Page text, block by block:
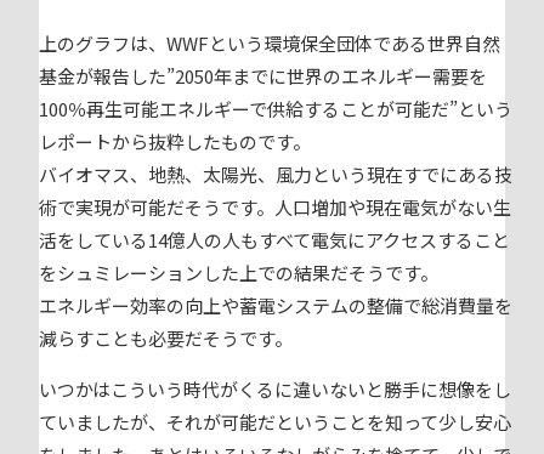
上のグラフは、WWFという環境保全団体である世界自然
基金が報告した”2050年までに世界のエネルギー需要を
100％再生可能エネルギーで供給することが可能だ”という
レポートから抜粋したものです。
バイオマス、地熱、太陽光、風力という現在すでにある技
術で実現が可能だそうです。人口増加や現在電気がない生
活をしている14億人の人もすべて電気にアクセスすること
をシュミレーションした上での結果だそうです。
エネルギー効率の向上や蓄電システムの整備で総消費量を
減らすことも必要だそうです。
いつかはこういう時代がくるに違いないと勝手に想像をし
ていましたが、それが可能だということを知って少し安心